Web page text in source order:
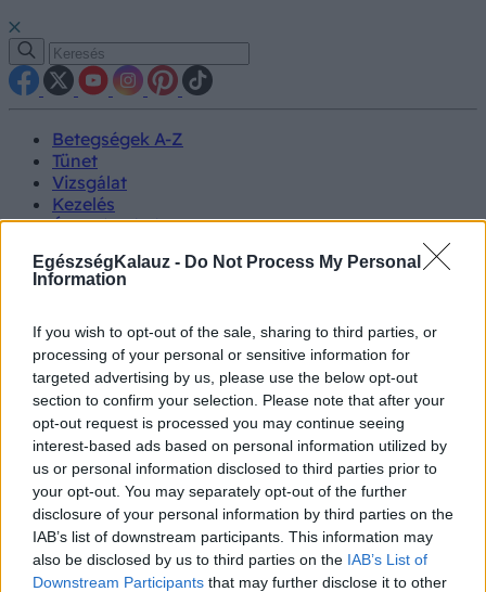
EgészségKalauz - Do Not Process My Personal
Information
If you wish to opt-out of the sale, sharing to third parties, or
processing of your personal or sensitive information for
targeted advertising by us, please use the below opt-out
section to confirm your selection. Please note that after your
opt-out request is processed you may continue seeing
interest-based ads based on personal information utilized by
us or personal information disclosed to third parties prior to
your opt-out. You may separately opt-out of the further
disclosure of your personal information by third parties on the
IAB’s list of downstream participants. This information may
also be disclosed by us to third parties on the IAB’s List of
Downstream Participants that may further disclose it to other
Betegségek A-Z
Tünet
Vizsgálat
Kezelés
Életmódváltás
Prevenció
Hírek
Kisállatok egészsége
#allergia#influenza#cukorbetegség
#orvosmeteorológia#vérnyomás#stroke#rákbetegség
#pajzsmirigy#reflux#ekcéma#herpesz
Regisztráció
Láz